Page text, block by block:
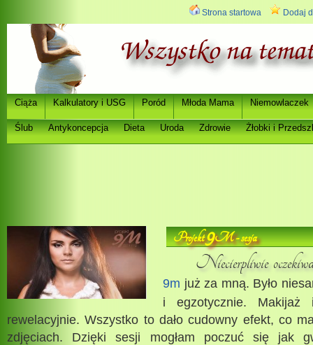
Strona startowa Dodaj
Ciąża Kalkulatory i USG Poród Młoda Mama Niemowlaczek
Ślub Antykoncepcja Dieta Uroda Zdrowie Żłobki i
Projekt9M - sesja
Niecierpliwie
9m już za mną. Było
i egzotycznie. Makijaż
rewelacyjnie. Wszystko to dało cudowny efekt, co
zdjęciach. Dzięki sesji mogłam poczuć się jak